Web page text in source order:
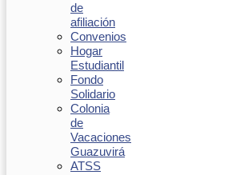
de
afiliación
Convenios
Hogar
Estudiantil
Fondo
Solidario
Colonia
de
Vacaciones
Guazuvirá
ATSS